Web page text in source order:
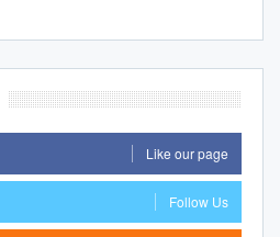
Like our page
Follow Us